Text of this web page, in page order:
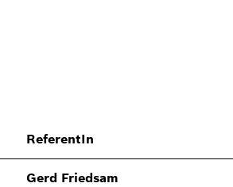
ReferentIn
Gerd Friedsam